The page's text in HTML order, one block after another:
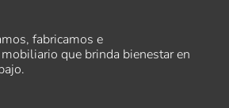
fabricamos e
que brinda bienestar en